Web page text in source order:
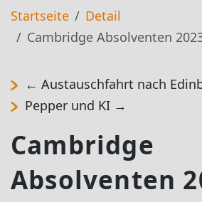
Startseite
Detail
Cambridge Absolventen
← Austauschfahrt nach
Pepper und KI →
Cambridge
Absolventen